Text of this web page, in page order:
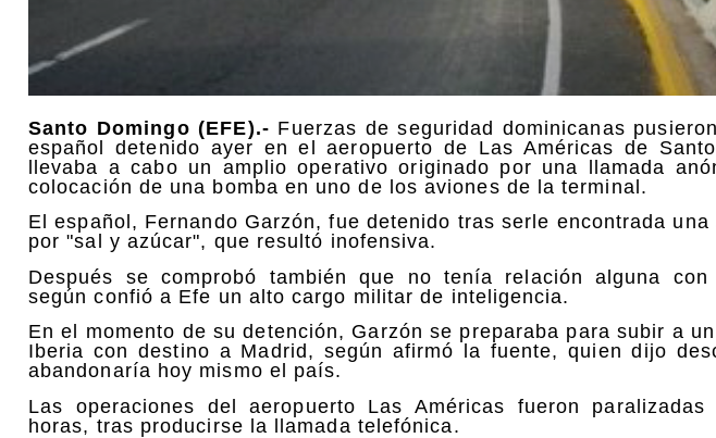
Santo Domingo (EFE).- Fuerzas de seguridad dominicanas
español detenido ayer en el aeropuerto de Las Américas de
llevaba a cabo un amplio operativo originado por una llamada
colocación de una bomba en uno de los aviones de la terminal.
El español, Fernando Garzón, fue detenido tras serle encontrada
por "sal y azúcar", que resultó inofensiva.
Después se comprobó también que no tenía relación alguna con
según confió a Efe un alto cargo militar de inteligencia.
En el momento de su detención, Garzón se preparaba para subir a
Iberia con destino a Madrid, según afirmó la fuente, quien dijo
abandonaría hoy mismo el país.
Las operaciones del aeropuerto Las Américas fueron
horas, tras producirse la llamada telefónica.